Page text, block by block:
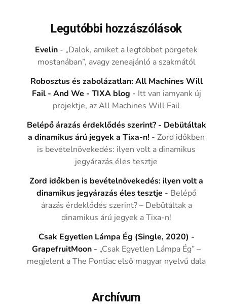
Legutóbbi hozzászólások
Evelin - „Dalok, amiket a legtöbbet pörgetek
mostanában”, avagy zeneajánló a szakmától
Robosztus és zabolázatlan: All Machines Will
Fail - And We - TIXA blog - Itt van iamyank új
projektje, az All Machines Will Fail
Belépő árazás érdeklődés szerint? - Debütáltak
a dinamikus árú jegyek a Tixa-n! -Zord időkben
is bevételnövekedés: ilyen volt a dinamikus
jegyárazás éles tesztje
Zord időkben is bevételnövekedés: ilyen volt a
dinamikus jegyárazás éles tesztje - Belépő
árazás érdeklődés szerint? – Debütáltak a
dinamikus árú jegyek a Tixa-n!
Csak Egyetlen Lámpa Ég (Single, 2020) -
GrapefruitMoon - „Csak Egyetlen Lámpa Ég” –
megjelent a The Pontiac első magyar nyelvű dala
Archívum